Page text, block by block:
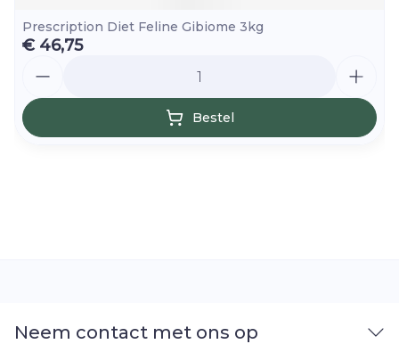
Prescription Diet Feline Gibiome 3kg
€ 46,75
Bestel
Neem contact met ons op